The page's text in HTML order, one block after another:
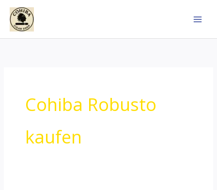
Skip
content
Cohiba Robusto
kaufen